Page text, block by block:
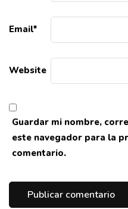
Email*
Website
Guardar mi nombre,
este navegador para la
comentario.